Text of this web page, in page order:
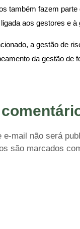
também fazem parte
aos gestores e à
a gestão de
da gestão de
e-mail não será
são marcados